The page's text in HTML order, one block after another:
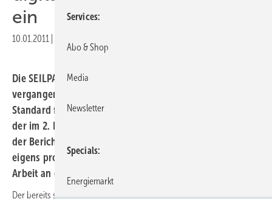
ein
10.01.2011
Die SEILPARTNER Windkraft GmbH hat in den
vergangenen Monaten einen neuen digital unterstützten
Standard für die Inspektion von Rotorblättern entwickelt,
der im 2. Halbjahr 2010 eingeführt wird. Das Erstellen
der Berichte erfolgt nun mittels Pocket PC und einer
eigens programmierten Software direkt während der
Arbeit an der Windenergieanlage.
Der bereits seit mehreren Jahren etablierte Inspektionsprozess mit
Services
Abo & Shop
Media
Newsletter
Specials
Energiemarkt